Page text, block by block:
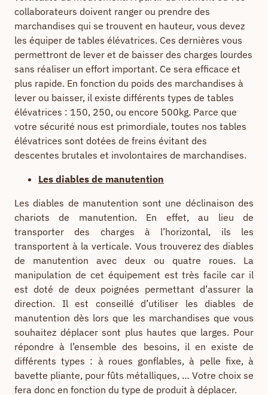
collaborateurs doivent ranger ou prendre des
marchandises qui se trouvent en hauteur, vous devez
les équiper de tables élévatrices. Ces dernières vous
permettront de lever et de baisser des charges lourdes
sans réaliser un effort important. Ce sera efficace et
plus rapide. En fonction du poids des marchandises à
lever ou baisser, il existe différents types de tables
élévatrices : 150, 250, ou encore 500kg. Parce que
votre sécurité nous est primordiale, toutes nos tables
élévatrices sont dotées de freins évitant des
descentes brutales et involontaires de marchandises.
Les diables de manutention
Les diables de manutention sont une déclinaison des
chariots de manutention. En effet, au lieu de
transporter des charges à l’horizontal, ils les
transportent à la verticale. Vous trouverez des diables
de manutention avec deux ou quatre roues. La
manipulation de cet équipement est très facile car il
est doté de deux poignées permettant d’assurer la
direction. Il est conseillé d’utiliser les diables de
manutention dès lors que les marchandises que vous
souhaitez déplacer sont plus hautes que larges. Pour
répondre à l’ensemble des besoins, il en existe de
différents types : à roues gonflables, à pelle fixe, à
bavette pliante, pour fûts métalliques, … Votre choix se
fera donc en fonction du type de produit à déplacer.